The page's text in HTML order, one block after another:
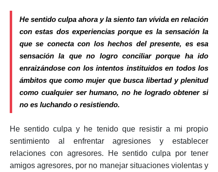
He sentido culpa ahora y la siento tan vívida en relación
con estas dos experiencias porque es la sensación la
que se conecta con los hechos del presente, es esa
sensación la que no logro conciliar porque ha ido
enraizándose con los intentos instituidos en todos los
ámbitos que como mujer que busca libertad y plenitud
como cualquier ser humano, no he logrado obtener si
no es luchando o resistiendo.
He sentido culpa y he tenido que resistir a mi propio
sentimiento al enfrentar agresiones y establecer
relaciones con agresores. He sentido culpa por tener
amigos agresores, por no manejar situaciones violentas y